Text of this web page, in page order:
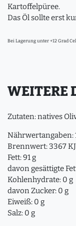
Kartoffelpüree.
Das Öl sollte erst
Bei Lagerung unter +12 Grad
WEITERE
Zutaten: natives
Brennwert: 3367
Fett: 91 g
davon gesättigte
Kohlenhydrate: 0 g
davon Zucker: 0 g
Eiweiß: 0 g
Salz: 0 g